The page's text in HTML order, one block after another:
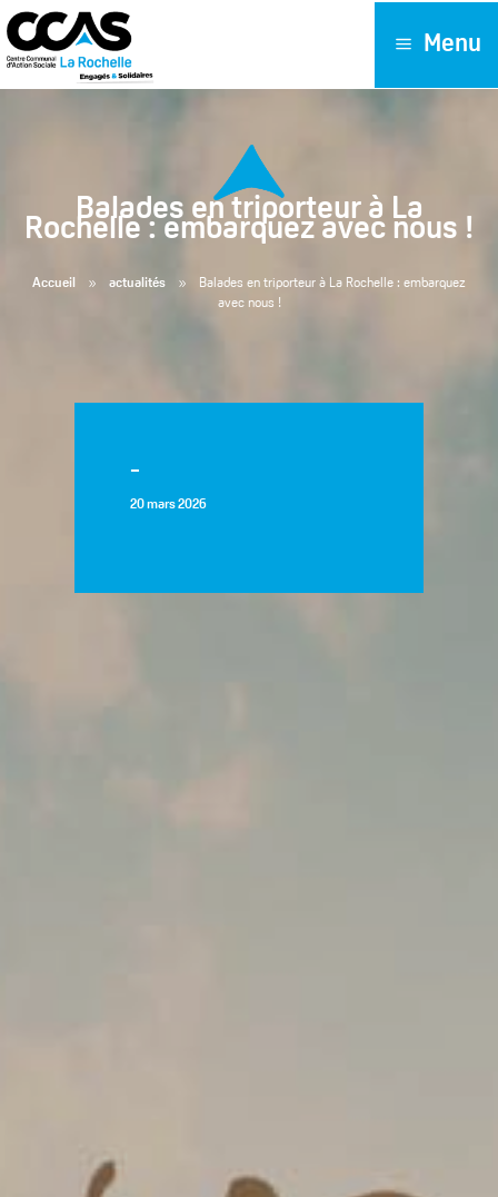
Menu
Balades en triporteur à La
Rochelle : embarquez avec nous !
Accueil 9 actualités 9
Balades en triporteur à La Rochelle : embarquez
avec nous !
-
20 mars 2026